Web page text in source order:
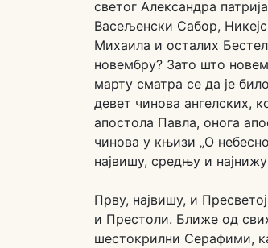
светог Александра
Васељенски Сабор,
Михаила и осталих
новембру? Зато што
марту сматра се да је
девет чинова ангелских,
апостола Павла, онога
чинова у књизи „О
највишу, средњу и
Прву, највишу, и
и Престоли. Ближе од
шестокрилни Серафими,